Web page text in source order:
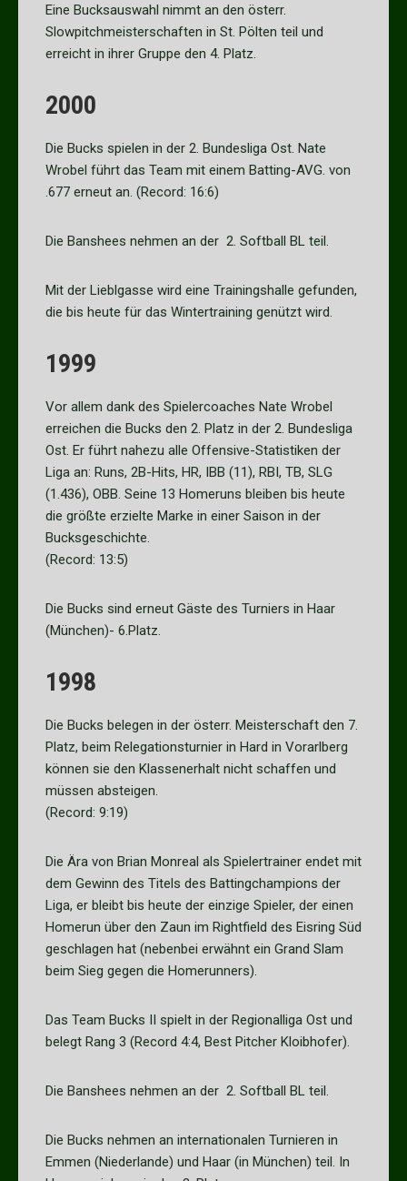
Eine Bucksauswahl nimmt an den österr.
Slowpitchmeisterschaften in St. Pölten teil und
erreicht in ihrer Gruppe den 4. Platz.
2000
Die Bucks spielen in der 2. Bundesliga Ost. Nate
Wrobel führt das Team mit einem Batting-AVG. von
.677 erneut an. (Record: 16:6)
Die Banshees nehmen an der 2. Softball BL teil.
Mit der Lieblgasse wird eine Trainingshalle gefunden,
die bis heute für das Wintertraining genützt wird.
1999
Vor allem dank des Spielercoaches Nate Wrobel
erreichen die Bucks den 2. Platz in der 2. Bundesliga
Ost. Er führt nahezu alle Offensive-Statistiken der
Liga an: Runs, 2B-Hits, HR, IBB (11), RBI, TB, SLG
(1.436), OBB. Seine 13 Homeruns bleiben bis heute
die größte erzielte Marke in einer Saison in der
Bucksgeschichte.
(Record: 13:5)
Die Bucks sind erneut Gäste des Turniers in Haar
(München)- 6.Platz.
1998
Die Bucks belegen in der österr. Meisterschaft den 7.
Platz, beim Relegationsturnier in Hard in Vorarlberg
können sie den Klassenerhalt nicht schaffen und
müssen absteigen.
(Record: 9:19)
Die Ära von Brian Monreal als Spielertrainer endet mit
dem Gewinn des Titels des Battingchampions der
Liga, er bleibt bis heute der einzige Spieler, der einen
Homerun über den Zaun im Rightfield des Eisring Süd
geschlagen hat (nebenbei erwähnt ein Grand Slam
beim Sieg gegen die Homerunners).
Das Team Bucks II spielt in der Regionalliga Ost und
belegt Rang 3 (Record 4:4, Best Pitcher Kloibhofer).
Die Banshees nehmen an der 2. Softball BL teil.
Die Bucks nehmen an internationalen Turnieren in
Emmen (Niederlande) und Haar (in München) teil. In